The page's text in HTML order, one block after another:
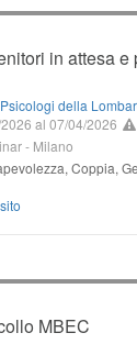
in attesa e
della
al 07/04/2026
- Milano
Coppia,
MBEC